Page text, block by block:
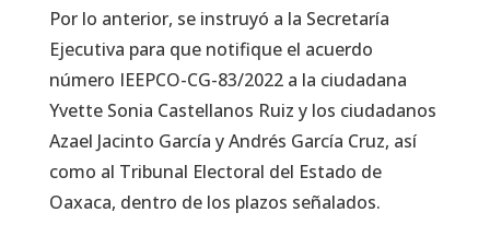
Por lo anterior, se instruyó a la Secretaría
Ejecutiva para que notifique el acuerdo
número IEEPCO-CG-83/2022 a la ciudadana
Yvette Sonia Castellanos Ruiz y los ciudadanos
Azael Jacinto García y Andrés García Cruz, así
como al Tribunal Electoral del Estado de
Oaxaca, dentro de los plazos señalados.